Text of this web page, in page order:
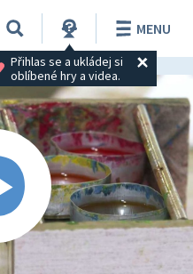
Přihlas se a ukládej si
oblíbené hry a videa.
MENU